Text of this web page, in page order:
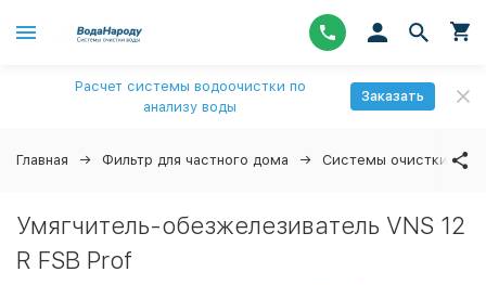
Расчет системы водоочистки по
анализу воды
Заказать
Главная Фильтр для частного дома Системы очистки воды
Умягчитель-обезжелезиватель VNS 12
R FSB Prof